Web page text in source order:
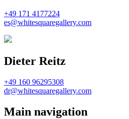
+49 171 4177224
es@whitesquaregallery.com
Dieter Reitz
+49 160 96295308
dr@whitesquaregallery.com
Main navigation